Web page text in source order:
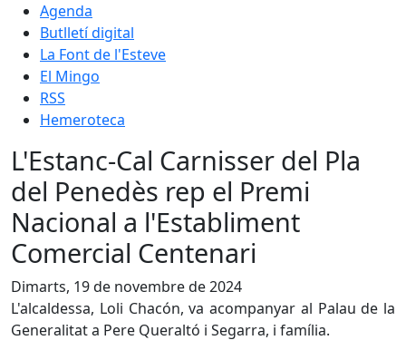
Agenda
Butlletí digital
La Font de l'Esteve
El Mingo
RSS
Hemeroteca
L'Estanc-Cal Carnisser del Pla
del Penedès rep el Premi
Nacional a l'Establiment
Comercial Centenari
Dimarts, 19 de novembre de 2024
L'alcaldessa, Loli Chacón, va acompanyar al Palau de la
Generalitat a Pere Queraltó i Segarra, i família.